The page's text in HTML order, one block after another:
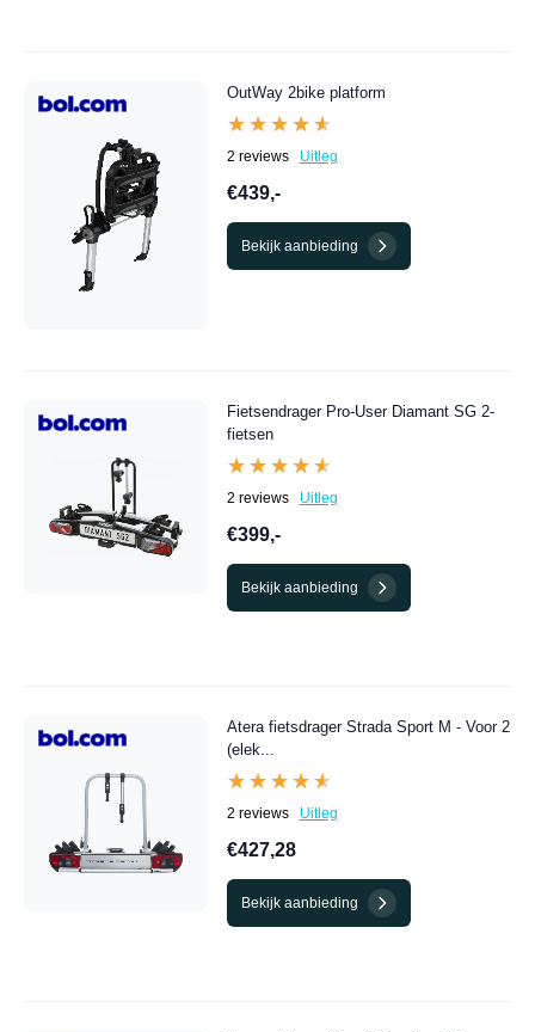
OutWay 2bike platform
★★★★★
★★★★★
2 reviews Uitleg
€439,-
Bekijk aanbieding
Fietsendrager Pro-User Diamant SG 2-
fietsen
★★★★★
★★★★★
2 reviews Uitleg
€399,-
Bekijk aanbieding
Atera fietsdrager Strada Sport M - Voor 2
(elek...
★★★★★
★★★★★
2 reviews Uitleg
€427,28
Bekijk aanbieding